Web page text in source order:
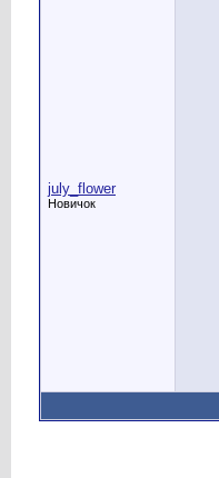
july_flower
Новичок